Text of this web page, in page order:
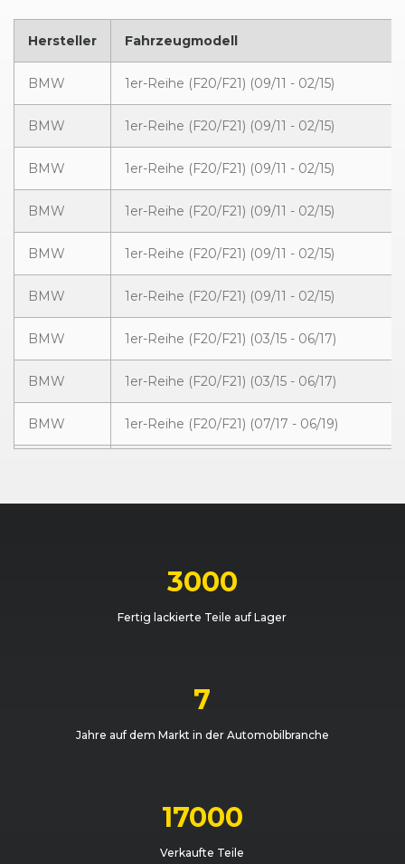
Hersteller Fahrzeugmodell
BMW 1er-Reihe (F20/F21) (09/11 - 02/15)
BMW 1er-Reihe (F20/F21) (09/11 - 02/15)
BMW 1er-Reihe (F20/F21) (09/11 - 02/15)
BMW 1er-Reihe (F20/F21) (09/11 - 02/15)
BMW 1er-Reihe (F20/F21) (09/11 - 02/15)
BMW 1er-Reihe (F20/F21) (09/11 - 02/15)
BMW 1er-Reihe (F20/F21) (03/15 - 06/17)
BMW 1er-Reihe (F20/F21) (03/15 - 06/17)
BMW 1er-Reihe (F20/F21) (07/17 - 06/19)
BMW 1er-Reihe (F20/F21) (03/15 - 06/17)
1er-Reihe (F20/F21) (09/11 - 02/15)
1er-Reihe (F20/F21) (03/15 - 06/17)
1er-Reihe (F20/F21) (07/17 - 06/19)
3000
Fertig lackierte Teile auf Lager
7
Jahre auf dem Markt in der Automobilbranche
17000
Verkaufte Teile